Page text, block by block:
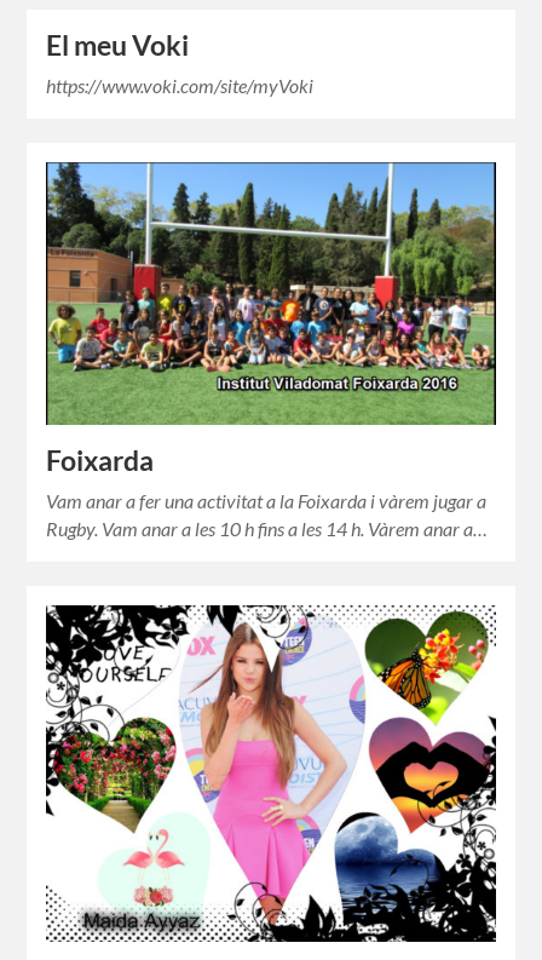
El meu Voki
https://www.voki.com/site/myVoki
Foixarda
Vam anar a fer una activitat a la Foixarda i vàrem jugar a
Rugby. Vam anar a les 10 h fins a les 14 h. Vàrem anar a…